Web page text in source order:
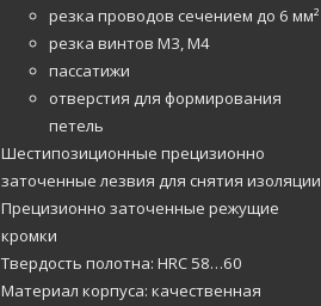
резка проводов сечением до 6 мм²
резка винтов М3, М4
пассатижи
отверстия для формирования
петель
Шестипозиционные прецизионно
заточенные лезвия для снятия изоляции
Прецизионно заточенные режущие
кромки
Твердость полотна: HRC 58…60
Материал корпуса: качественная